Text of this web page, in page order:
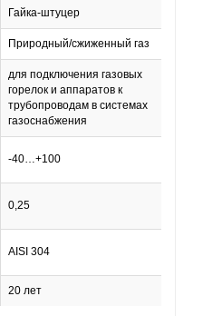
Гайка-штуцер
Природный/сжиженный газ
для подключения газовых
горелок и аппаратов к
трубопроводам в системах
газоснабжения
-40…+100
0,25
AISI 304
20 лет